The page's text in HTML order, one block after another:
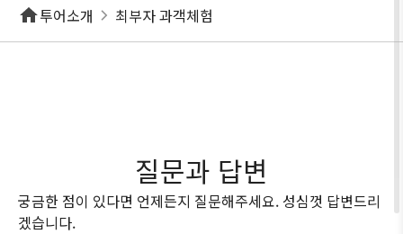
투어소개 최부자 과객체험
질문과 답변
궁금한 점이 있다면 언제든지 질문해주세요. 성심껏 답변드리
겠습니다.